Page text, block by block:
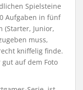
Spielsteine
Aufgaben in fünf
(Starter, Junior,
muss,
kniffelig finde.
auf dem Foto